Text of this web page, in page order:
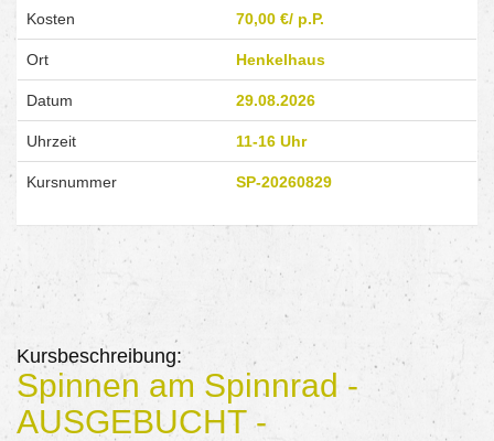
Spinnrad Wolle
zum
gebrauchsfertigen
Garn verarbeiten
Kosten 70,00 €/ p.P.
Ort Henkelhaus
Datum 29.08.2026
Uhrzeit 11-16 Uhr
Kursnummer SP-20260829
Kursbeschreibung:
Spinnen am Spinnrad -
AUSGEBUCHT -